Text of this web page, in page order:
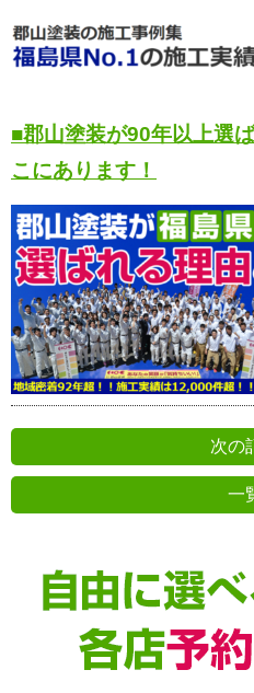
■郡山塗装が90年以上選
こにあります！
次の
一